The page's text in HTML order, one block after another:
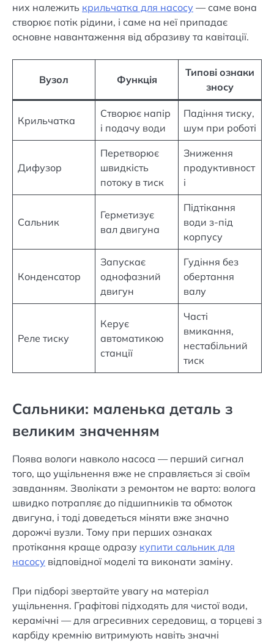
них належить крильчатка для насосу — саме вона
створює потік рідини, і саме на неї припадає
основне навантаження від абразиву та кавітації.
Вузол Функція
Типові ознаки
зносу
Крильчатка
Створює напір
і подачу води
Падіння тиску,
шум при роботі
Дифузор
Перетворює
швидкість
потоку в тиск
Зниження
продуктивност
і
Сальник
Герметизує
вал двигуна
Підтікання
води з-під
корпусу
Конденсатор
Запускає
однофазний
двигун
Гудіння без
обертання
валу
Реле тиску
Керує
автоматикою
станції
Часті
вмикання,
нестабільний
тиск
Сальники: маленька деталь з
великим значенням
Поява вологи навколо насоса — перший сигнал
того, що ущільнення вже не справляється зі своїм
завданням. Зволікати з ремонтом не варто: волога
швидко потрапляє до підшипників та обмоток
двигуна, і тоді доведеться міняти вже значно
дорожчі вузли. Тому при перших ознаках
протікання краще одразу купити сальник для
насосу відповідної моделі та виконати заміну.
При підборі звертайте увагу на матеріал
ущільнення. Графітові підходять для чистої води,
керамічні — для агресивних середовищ, а торцеві з
карбіду кремнію витримують навіть значні